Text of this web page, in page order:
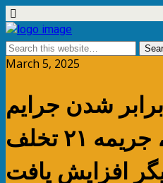
March 5, 2025
شدن جرایم
تخلف رانندگی، جریمه ۲۱ تخلف
افزایش یافت